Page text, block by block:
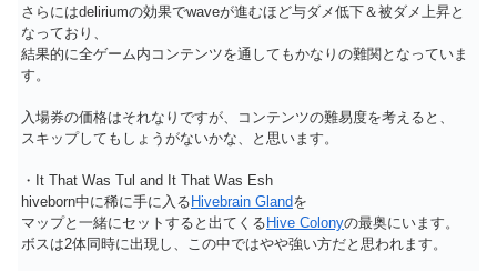
さらにはdeliriumの効果でwaveが進むほど与ダメ低下＆被ダメ上昇と
なっており、
結果的に全ゲーム内コンテンツを通してもかなりの難関となっていま
す。
入場券の価格はそれなりですが、コンテンツの難易度を考えると、
スキップしてもしょうがないかな、と思います。
・It That Was Tul and It That Was Esh
hiveborn中に稀に手に入る Hivebrain Glandを
マップと一緒にセットすると出てくる Hive Colonyの最奥にいます。
ボスは2体同時に出現し、この中ではやや強い方だと思われます。